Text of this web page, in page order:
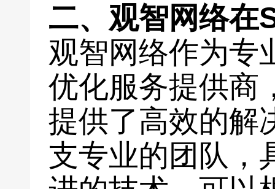
二、观智网络在
观智网络作为专
优化服务提供商
提供了高效的解
支专业的团队，